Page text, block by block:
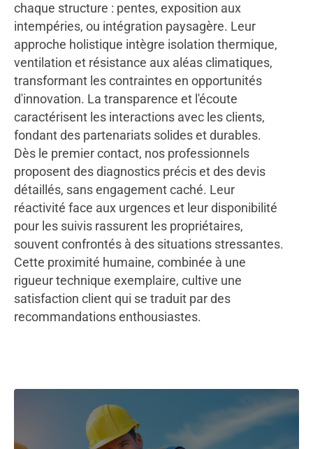
chaque structure : pentes, exposition aux
intempéries, ou intégration paysagère. Leur
approche holistique intègre isolation thermique,
ventilation et résistance aux aléas climatiques,
transformant les contraintes en opportunités
d'innovation. La transparence et l'écoute
caractérisent les interactions avec les clients,
fondant des partenariats solides et durables.
Dès le premier contact, nos professionnels
proposent des diagnostics précis et des devis
détaillés, sans engagement caché. Leur
réactivité face aux urgences et leur disponibilité
pour les suivis rassurent les propriétaires,
souvent confrontés à des situations stressantes.
Cette proximité humaine, combinée à une
rigueur technique exemplaire, cultive une
satisfaction client qui se traduit par des
recommandations enthousiastes.